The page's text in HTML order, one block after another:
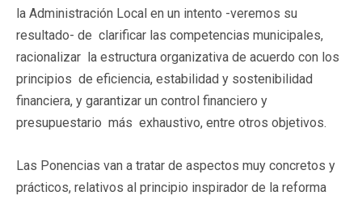
la Administración Local en un intento -veremos su
resultado- de clarificar las competencias municipales,
racionalizar la estructura organizativa de acuerdo con los
principios de eficiencia, estabilidad y sostenibilidad
financiera, y garantizar un control financiero y
presupuestario más exhaustivo, entre otros objetivos.
Las Ponencias van a tratar de aspectos muy concretos y
prácticos, relativos al principio inspirador de la reforma